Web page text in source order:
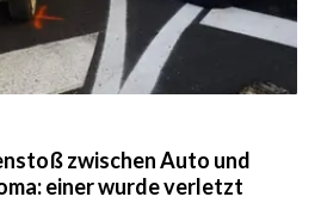
zwischen Auto und
einer wurde verletzt